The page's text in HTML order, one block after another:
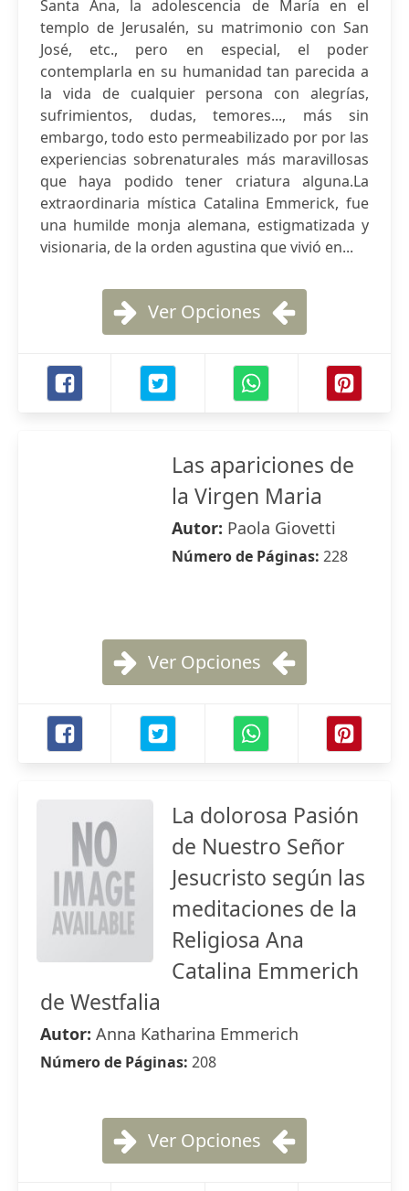
Santa Ana, la adolescencia de María en el
templo de Jerusalén, su matrimonio con San
José, etc., pero en especial, el poder
contemplarla en su humanidad tan parecida a
la vida de cualquier persona con alegrías,
sufrimientos, dudas, temores..., más sin
embargo, todo esto permeabilizado por por las
experiencias sobrenaturales más maravillosas
que haya podido tener criatura alguna.La
extraordinaria mística Catalina Emmerick, fue
una humilde monja alemana, estigmatizada y
visionaria, de la orden agustina que vivió en...
Ver Opciones
Las apariciones de
la Virgen Maria
Autor: Paola Giovetti
Número de Páginas: 228
Ver Opciones
La dolorosa Pasión
de Nuestro Señor
Jesucristo según las
meditaciones de la
Religiosa Ana
Catalina Emmerich
de Westfalia
Autor: Anna Katharina Emmerich
Número de Páginas: 208
Ver Opciones